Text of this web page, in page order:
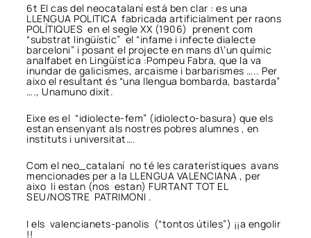
6t El cas del neocatalaní està ben clar : es una
LLENGUA POLITICA fabricada artificialment per raons
POLÍTIQUES en el segle XX (1906) prenent com
“substrat lingüístic” el “infame i infecte dialecte
barceloni” i posant el projecte en mans d\’un químic
analfabet en Lingüística :Pompeu Fabra, que la va
inundar de galicismes, arcaisme i barbarismes ….. Per
aixo el resultant és “una llengua bombarda, bastarda”
…., Unamuno dixit.
Eixe es el “idiolecte-fem” (idiolecto-basura) que els
estan ensenyant als nostres pobres alumnes , en
instituts i universitat….
Com el neo_catalaní no té les caraterístiques avans
mencionades per a la LLENGUA VALENCIANA , per
aixo li estan (nos estan) FURTANT TOT EL
SEU/NOSTRE PATRIMONI .
I els valencianets-panolis (“tontos útiles”) ¡¡a engolir
!!